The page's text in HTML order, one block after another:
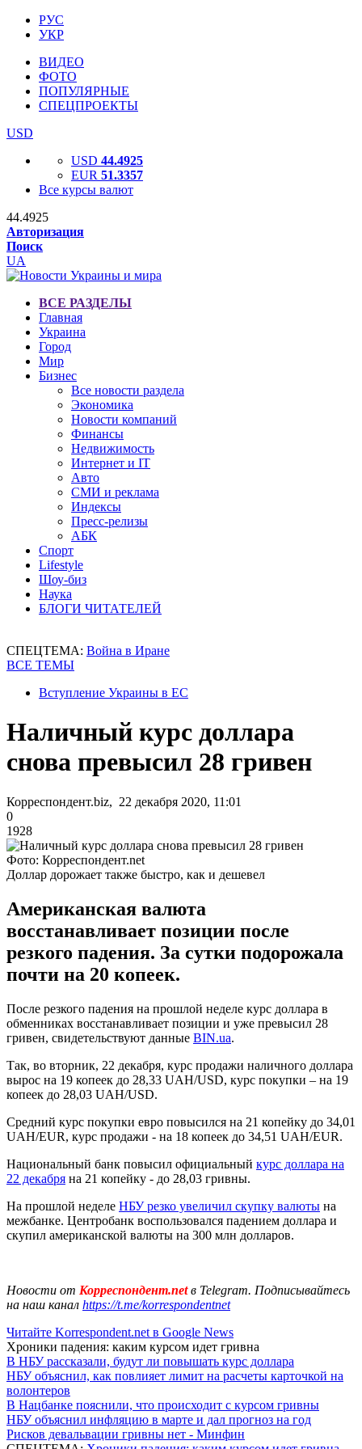
РУС
УКР
ВИДЕО
ФОТО
ПОПУЛЯРНЫЕ
СПЕЦПРОЕКТЫ
USD
USD 44.4925
EUR 51.3357
Все курсы валют
44.4925
Авторизация
Поиск
UA
ВСЕ РАЗДЕЛЫ
Главная
Украина
Город
Мир
Бизнес
Все новости раздела
Экономика
Новости компаний
Финансы
Недвижимость
Интернет и IT
Авто
СМИ и реклама
Индексы
Пресс-релизы
АБК
Спорт
Lifestyle
Шоу-биз
Наука
БЛОГИ ЧИТАТЕЛЕЙ
СПЕЦТЕМА: Война в Иране
ВСЕ ТЕМЫ
Вступление Украины в ЕС
Наличный курс доллара
снова превысил 28 гривен
Корреспондент.biz, 22 декабря 2020, 11:01
0
1928
Фото: Корреспондент.net
Доллар дорожает также быстро, как и дешевел
Американская валюта
восстанавливает позиции после
резкого падения. За сутки подорожала
почти на 20 копеек.
После резкого падения на прошлой неделе курс доллара в
обменниках восстанавливает позиции и уже превысил 28
гривен, свидетельствуют данные BIN.ua.
Так, во вторник, 22 декабря, курс продажи наличного доллара
вырос на 19 копеек до 28,33 UAH/USD, курс покупки – на 19
копеек до 28,03 UAH/USD.
Средний курс покупки евро повысился на 21 копейку до 34,01
UAH/EUR, курс продажи - на 18 копеек до 34,51 UAH/EUR.
Национальный банк повысил официальный курс доллара на
22 декабря на 21 копейку - до 28,03 гривны.
На прошлой неделе НБУ резко увеличил скупку валюты на
межбанке. Центробанк воспользовался падением доллара и
скупил американской валюты на 300 млн долларов.
Новости от Корреспондент.netв Telegram. Подписывайтесь
на наш канал https://t.me/korrespondentnet
Читайте Korrespondent.net в Google News
Хроники падения: каким курсом идет гривна
В НБУ рассказали, будут ли повышать курс доллара
НБУ объяснил, как повлияет лимит на расчеты карточкой на
волонтеров
В Нацбанке пояснили, что происходит с курсом гривны
НБУ объяснил инфляцию в марте и дал прогноз на год
Рисков девальвации гривны нет - Минфин